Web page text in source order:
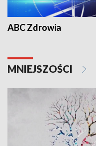
ABC Zdrowia
MNIEJSZOŚCI